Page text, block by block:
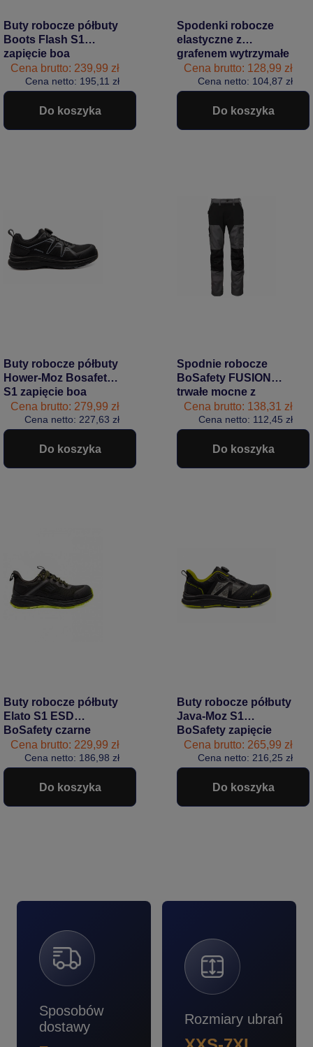
Buty robocze półbuty
Boots Flash S1
zapięcie boa
BoSafety
Cena brutto: 239,99 zł
Cena netto: 195,11 zł
Do koszyka
Spodenki robocze
elastyczne z
grafenem wytrzymałe
BoSafety CARGO
PRO czarne
#Bestseller
Cena brutto: 128,99 zł
Cena netto: 104,87 zł
Do koszyka
Buty robocze półbuty
Hower-Moz Bosafety
S1 zapięcie boa
czarne
Cena brutto: 279,99 zł
Cena netto: 227,63 zł
Do koszyka
Spodnie robocze
BoSafety FUSION
trwałe mocne z
elastycznymi
wstawkami czarno-
szare
Cena brutto: 138,31 zł
Cena netto: 112,45 zł
Do koszyka
Buty robocze półbuty
Elato S1 ESD
BoSafety czarne
Cena brutto: 229,99 zł
Cena netto: 186,98 zł
Do koszyka
Buty robocze półbuty
Java-Moz S1
BoSafety zapięcie
boa czarne
Cena brutto: 265,99 zł
Cena netto: 216,25 zł
Do koszyka
Sposobów
dostawy
Rozmiary ubrań